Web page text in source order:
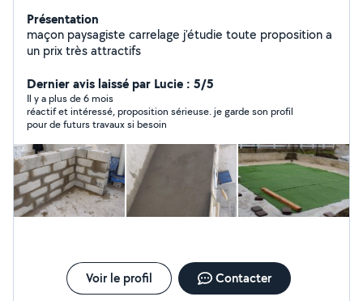
Présentation
maçon paysagiste carrelage j'étudie toute proposition a
un prix très attractifs
Dernier avis laissé par Lucie : 5/5
Il y a plus de 6 mois
réactif et intéressé, proposition sérieuse. je garde son profil
pour de futurs travaux si besoin
Voir le profil Contacter